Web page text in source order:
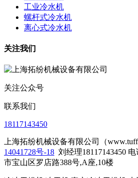
工业冷水机
螺杆式冷水机
离心式冷水机
关注我们
关注公众号
联系我们
18117143450
上海拓纷机械设备有限公司（
14041728号-18 刘经理18117143450
市宝山区罗店路388号,A座,10楼